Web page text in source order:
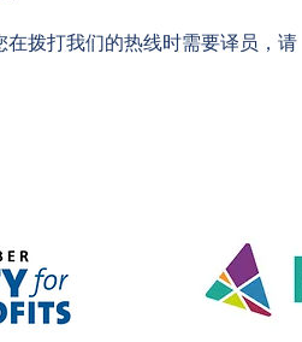
在拨打我们的热线时需要译员，请